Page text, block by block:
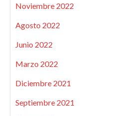
Noviembre 2022
Agosto 2022
Junio 2022
Marzo 2022
Diciembre 2021
Septiembre 2021